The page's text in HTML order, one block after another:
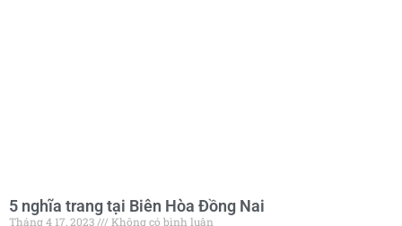
5 nghĩa trang tại Biên Hòa Đồng Nai
Tháng 4 17, 2023
Không có bình luận